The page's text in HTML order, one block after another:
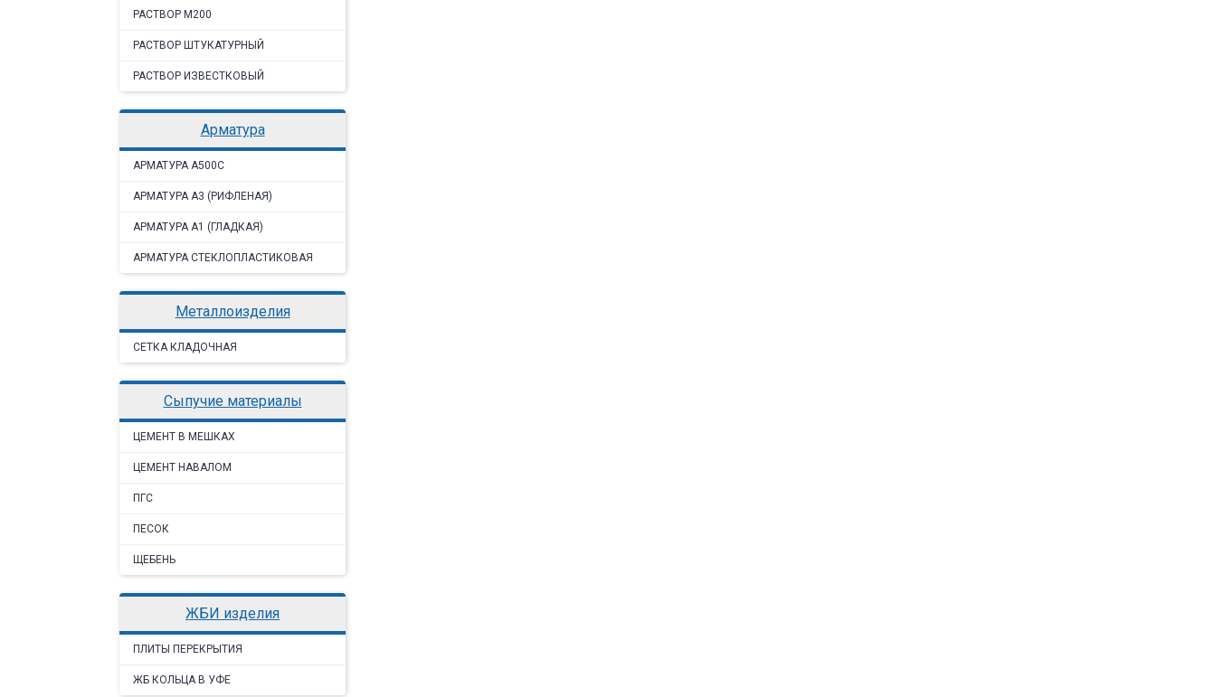
РАСТВОР М200
РАСТВОР ШТУКАТУРНЫЙ
РАСТВОР ИЗВЕСТКОВЫЙ
арматура
AРМАТУРА A500C
АРМАТУРА А3 (РИФЛЕНАЯ)
АРМАТУРА А1 (ГЛАДКАЯ)
АРМАТУРА СТЕКЛОПЛАСТИКОВАЯ
металлоизделия
CЕТКА КЛАДОЧНАЯ
сыпучие материалы
ЦЕМЕНТ В МЕШКАХ
ЦЕМЕНТ НАВАЛОМ
ПГС
ПЕСОК
ЩЕБЕНЬ
ЖБИ изделия
ПЛИТЫ ПЕРЕКРЫТИЯ
ЖБ КОЛЬЦА В УФЕ